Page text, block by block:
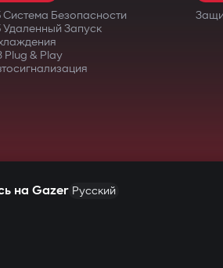
Система Безопасности
Удаленный Запуск
Plug & Play
на Gazer Русский